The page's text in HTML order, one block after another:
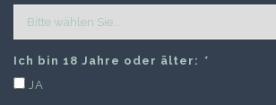
Ich bin 18 Jahre oder älter: *
JA